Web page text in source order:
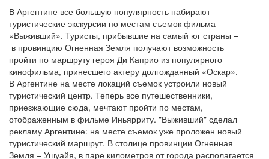
В Аргентине все большую популярность набирают
туристические экскурсии по местам съемок фильма
«Выживший». Туристы, прибывшие на самый юг страны –
в провинцию Огненная Земля получают возможность
пройти по маршруту героя Ди Каприо из популярного
кинофильма, принесшего актеру долгожданный «Оскар».
В Аргентине на месте локаций съемок устроили новый
туристический центр. Теперь все путешественники,
приезжающие сюда, мечтают пройти по местам,
отображенным в фильме Иньярриту. "Выживший" сделал
рекламу Аргентине: на месте съемок уже проложен новый
туристический маршрут. В столице провинции Огненная
Земля – Ушуайя, в паре километров от города располагается